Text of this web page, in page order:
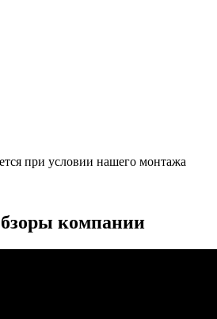
при условии нашего монтажа
компании